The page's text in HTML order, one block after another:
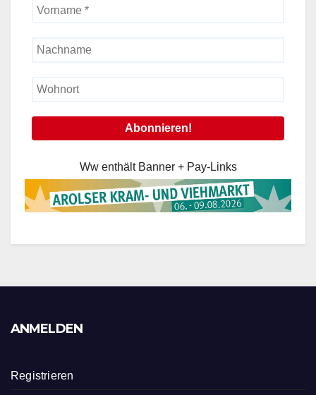
Ww enthält Banner + Pay-Links
ANMELDEN
Registrieren